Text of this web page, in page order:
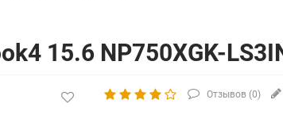
15.6 NP750XGK-
Отзывов (0)